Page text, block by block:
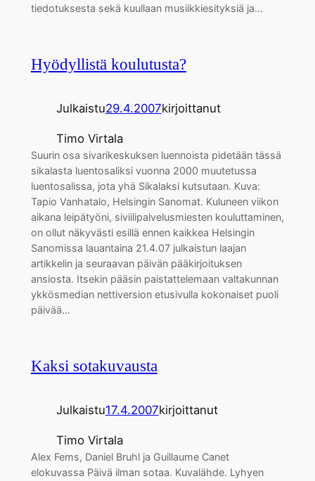
tiedotuksesta sekä kuullaan musiikkiesityksiä ja…
Hyödyllistä koulutusta?
Julkaistu29.4.2007kirjoittanut
Timo Virtala
Suurin osa sivarikeskuksen luennoista pidetään tässä
sikalasta luentosaliksi vuonna 2000 muutetussa
luentosalissa, jota yhä Sikalaksi kutsutaan. Kuva:
Tapio Vanhatalo, Helsingin Sanomat. Kuluneen viikon
aikana leipätyöni, siviilipalvelusmiesten kouluttaminen,
on ollut näkyvästi esillä ennen kaikkea Helsingin
Sanomissa lauantaina 21.4.07 julkaistun laajan
artikkelin ja seuraavan päivän pääkirjoituksen
ansiosta. Itsekin pääsin paistattelemaan valtakunnan
ykkösmedian nettiversion etusivulla kokonaiset puoli
päivää…
Kaksi sotakuvausta
Julkaistu17.4.2007kirjoittanut
Timo Virtala
Alex Fems, Daniel Bruhl ja Guillaume Canet
elokuvassa Päivä ilman sotaa. Kuvalähde. Lyhyen